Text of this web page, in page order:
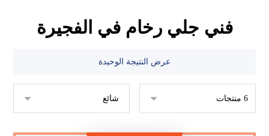
فني جلي رخام في الفجيرة
عرض النتيجة الوحيدة